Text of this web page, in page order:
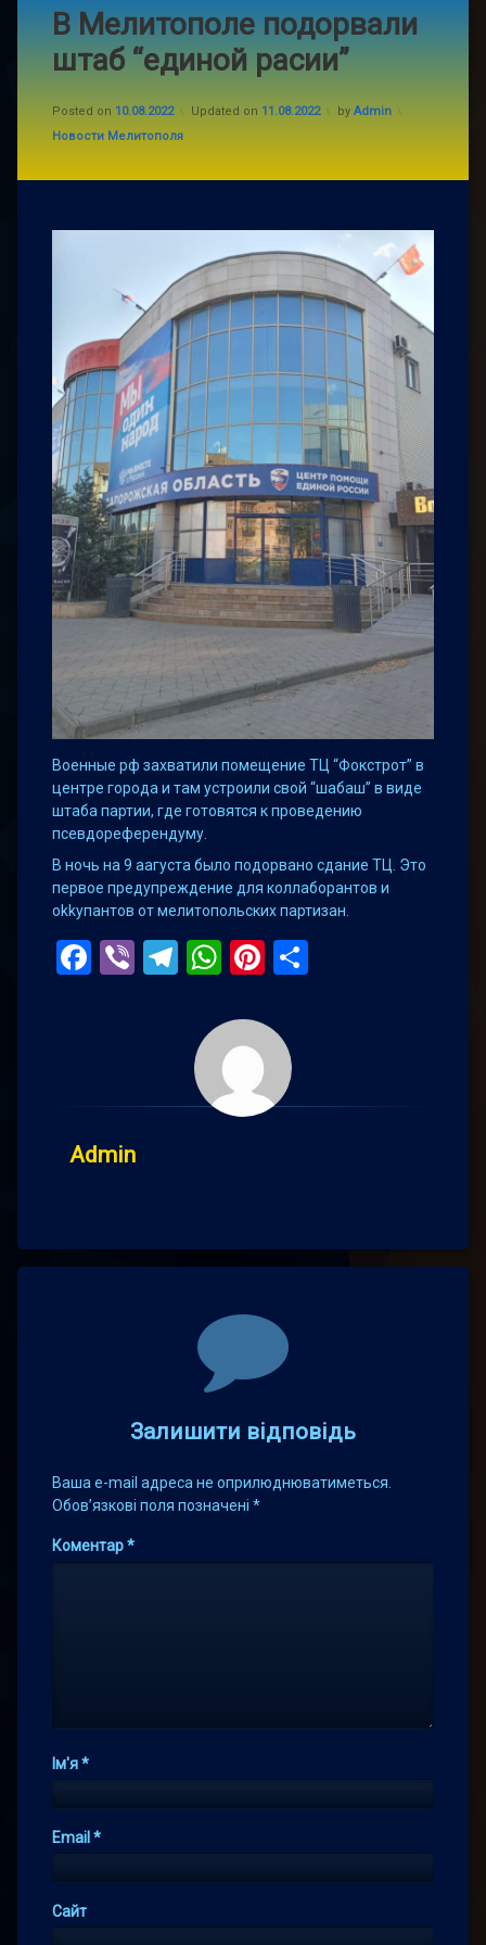
В Мелитополе подорвали
штаб “единой расии”
Posted on 10.08.2022 Updated on 11.08.2022 by Admin
Categories:
Новости Мелитополя
Военные pф захватили помещение ТЦ “Фокстрот” в
центре города и там устроили свой “шабаш” в виде
штаба партии, где готовятся к проведению
псевдореферендуму.
В ночь на 9 аагуста было подорвано сдание ТЦ. Это
первое предупреждение для коллаборантов и
okkyпантов от мелитопольских партизан.
Facebook
ViberTelegram
WhatsApp
Pinterest
Admin
Залишити відповідь
Ваша e-mail адреса не оприлюднюватиметься.
Обов’язкові поля позначені *
Коментар*
Ім'я*
Email *
Сайт